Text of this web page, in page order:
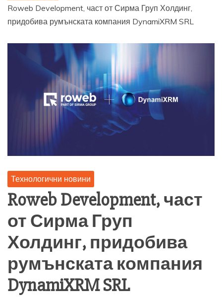
Roweb Development, част от Сирма Груп Холдинг,
придобива румънската компания DynamiXRM SRL
Технологични новини
Roweb Development, част
от Сирма Груп
Холдинг, придобива
румънската компания
DynamiXRM SRL